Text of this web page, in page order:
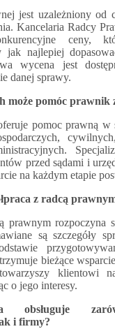
jest uzależniony od
Kancelaria Radcy
ceny,
jak najlepiej
wycena jest
danej sprawy.
może pomóc prawnik
pomoc prawną w
przed sądami i
na każdym etapie
z radcą
prawnym rozpoczyna
są szczegóły
bieżące
klientowi
o jego interesy.
obsługuje
i firmy?